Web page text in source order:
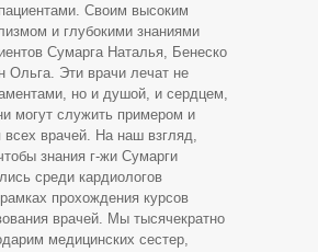
Своим высоким
и глубокими знаниями
Сумарга Наталья, Бенеско
Ольга. Эти врачи лечат не
но и душой, и сердцем,
могут служить примером и
врачей. На наш взгляд,
знания г-жи Сумарги
среди кардиологов
прохождения курсов
врачей. Мы тысячекратно
медицинских сестер,